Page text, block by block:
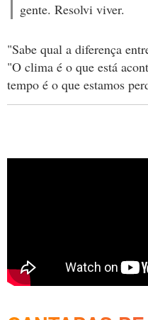
gente. Resolvi viver.
"Sabe qual a diferença
"O clima é o que está
tempo é o que estamos